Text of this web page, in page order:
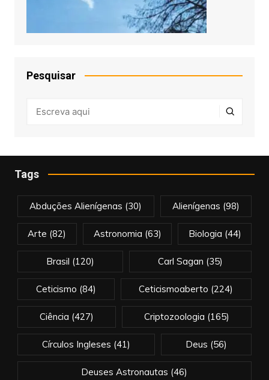
Pesquisar
Tags
Abduções Alienígenas (30) Alienígenas (98)
Arte (82) Astronomia (63) Biologia (44)
Brasil (120) Carl Sagan (35)
Ceticismo (84) Ceticismoaberto (224)
Ciência (427) Criptozoologia (165)
Círculos Ingleses (41) Deus (56)
Deuses Astronautas (46)